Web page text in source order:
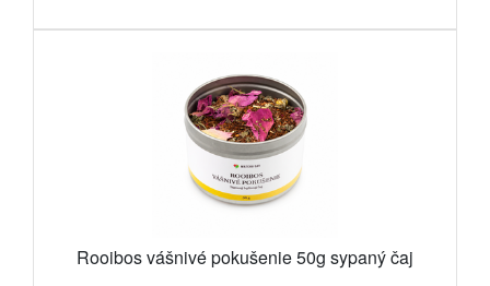
Rooibos vášnivé pokušenie 50g sypaný čaj